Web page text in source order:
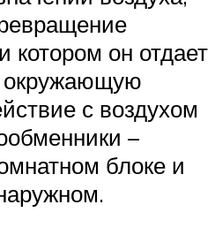
котором он отдает
окружающую
с воздухом
–
блоке и